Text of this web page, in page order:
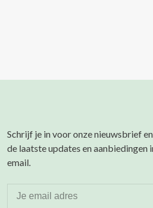
Schrijf je in voor onze nieuwsbrief
de laatste updates en aanbiedingen
email.